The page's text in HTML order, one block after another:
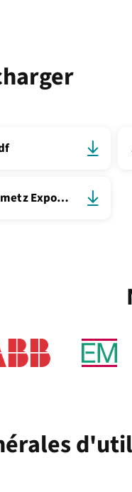
Bestellformular_Mobiliar_Steinmetz Expo_Electro-Tec_FR_2027.pdf